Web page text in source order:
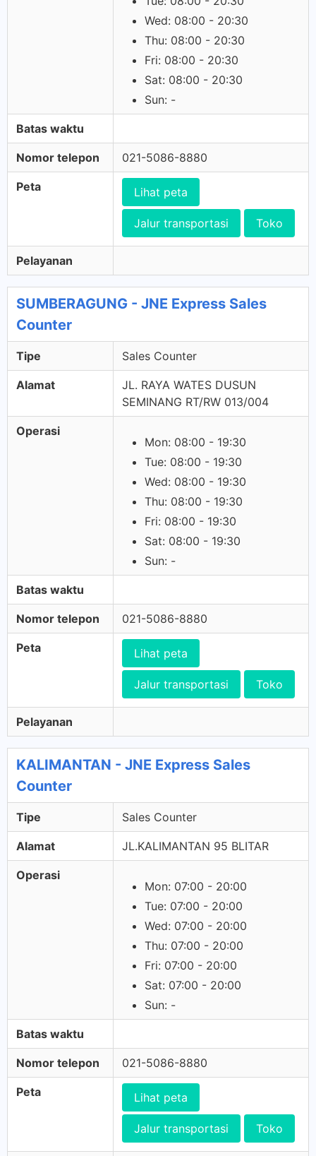
Wed: 08:00 - 20:30
Thu: 08:00 - 20:30
Fri: 08:00 - 20:30
Sat: 08:00 - 20:30
Sun: -
Batas waktu
Nomor telepon 021-5086-8880
Peta Lihat peta
Jalur transportasi Toko
Pelayanan
SUMBERAGUNG - JNE Express Sales
Counter
Tipe Sales Counter
Alamat
JL. RAYA WATES DUSUN
SEMINANG RT/RW 013/004
Operasi
Mon: 08:00 - 19:30
Tue: 08:00 - 19:30
Wed: 08:00 - 19:30
Thu: 08:00 - 19:30
Fri: 08:00 - 19:30
Sat: 08:00 - 19:30
Sun: -
Batas waktu
Nomor telepon 021-5086-8880
Peta Lihat peta
Jalur transportasi Toko
Pelayanan
KALIMANTAN - JNE Express Sales
Counter
Tipe Sales Counter
Alamat JL.KALIMANTAN 95 BLITAR
Operasi
Mon: 07:00 - 20:00
Tue: 07:00 - 20:00
Wed: 07:00 - 20:00
Thu: 07:00 - 20:00
Fri: 07:00 - 20:00
Sat: 07:00 - 20:00
Sun: -
Batas waktu
Nomor telepon 021-5086-8880
Peta Lihat peta
Jalur transportasi Toko